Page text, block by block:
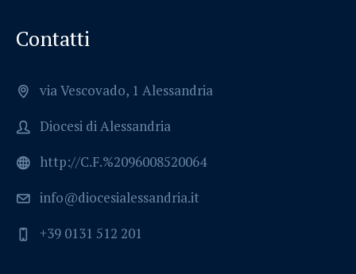
Contatti
via Vescovado, 1 Alessandria
Diocesi di Alessandria
http://C.F.%2096008520064
info@diocesialessandria.it
+39 0131 512 201